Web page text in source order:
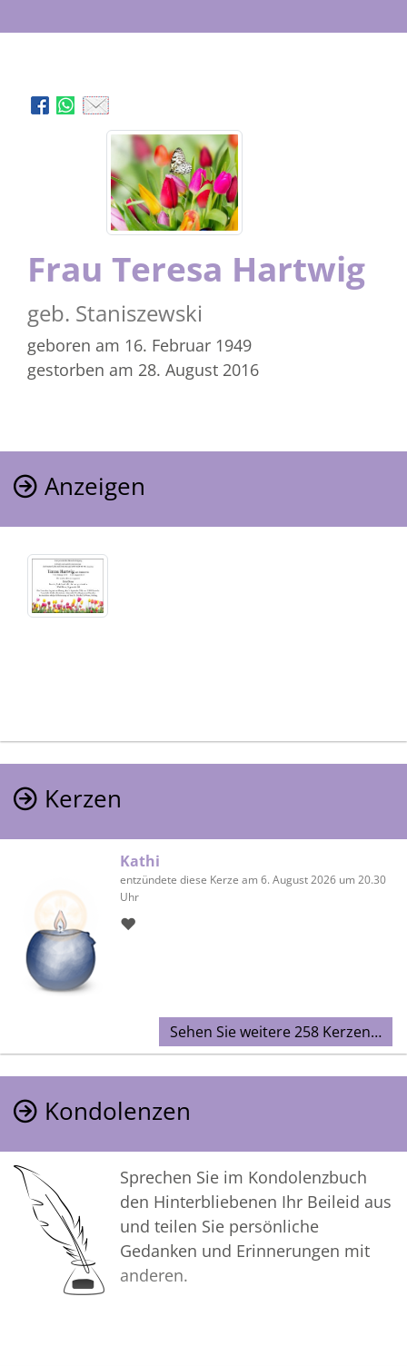
Frau Teresa Hartwig
geb. Staniszewski
geboren am 16. Februar 1949
gestorben am 28. August 2016
Anzeigen
Kerzen
Kathi
entzündete diese Kerze am 6. August 2026 um 20.30
Uhr
❤️
Sehen Sie weitere 258 Kerzen…
Kondolenzen
Sprechen Sie im Kondolenzbuch
den Hinterbliebenen Ihr Beileid aus
und teilen Sie persönliche
Gedanken und Erinnerungen mit
anderen.